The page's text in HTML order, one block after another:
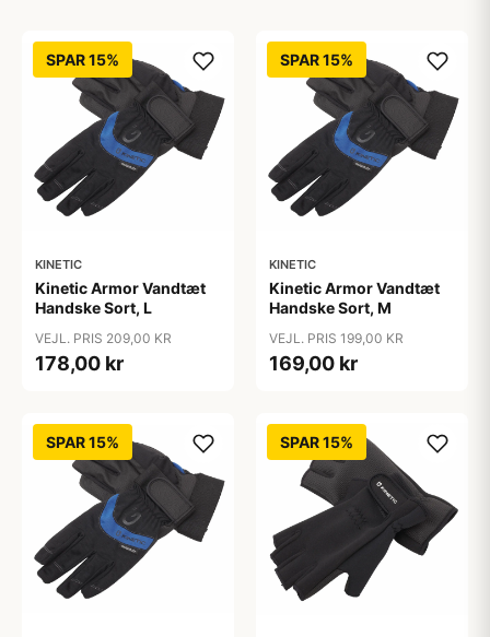
SPAR 15%
KINETIC
Kinetic Armor Vandtæt
Handske Sort, L
VEJL. PRIS 209,00 KR
178,00 kr
SPAR 15%
KINETIC
Kinetic Armor Vandtæt
Handske Sort, M
VEJL. PRIS 199,00 KR
169,00 kr
SPAR 15% SPAR 15%